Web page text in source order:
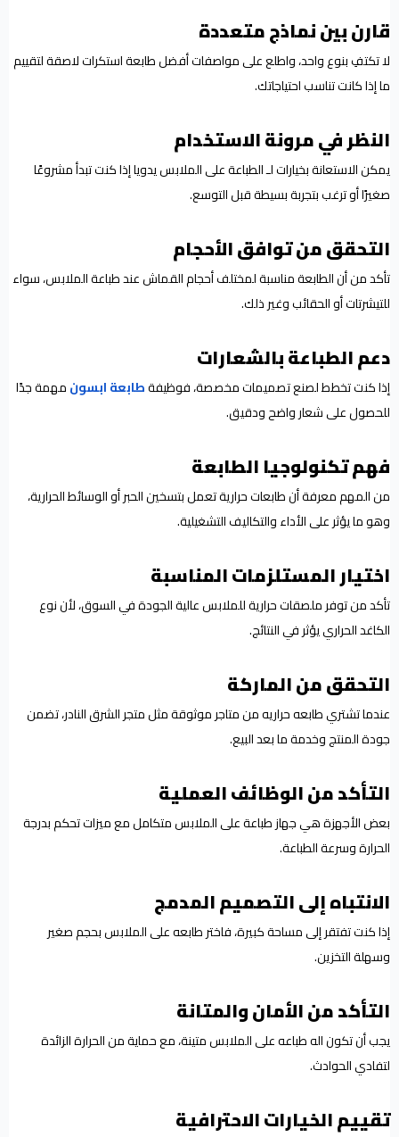
قارن بين نماذج متعددة
لا تكتفِ بنوع واحد، واطلع على مواصفات أفضل طابعة استكرات لاصقة لتقييم
ما إذا كانت تناسب احتياجاتك.
النظر في مرونة الاستخدام
يمكن الاستعانة بخيارات لـ الطباعة على الملابس يدويا إذا كنت تبدأ مشروعًا
صغيرًا أو ترغب بتجربة بسيطة قبل التوسع.
التحقق من توافق الأحجام
تأكد من أن الطابعة مناسبة لمختلف أحجام القماش عند طباعة الملابس، سواء
للتيشرتات أو الحقائب وغير ذلك.
دعم الطباعة بالشعارات
إذا كنت تخطط لصنع تصميمات مخصصة، فوظيفةطابعة ابسونمهمة جدًا
للحصول على شعار واضح ودقيق.
فهم تكنولوجيا الطابعة
من المهم معرفة أن طابعات حرارية تعمل بتسخين الحبر أو الوسائط الحرارية،
وهو ما يؤثر على الأداء والتكاليف التشغيلية.
اختيار المستلزمات المناسبة
تأكد من توفر ملصقات حرارية للملابس عالية الجودة في السوق، لأن نوع
الكاغد الحراري يؤثر في النتائج.
التحقق من الماركة
عندما تشتري طابعه حراريه من متاجر موثوقة مثل متجر الشرق النادر، تضمن
جودة المنتج وخدمة ما بعد البيع.
التأكد من الوظائف العملية
بعض الأجهزة هي جهاز طباعة على الملابس متكامل مع ميزات تحكم بدرجة
الحرارة وسرعة الطباعة.
الانتباه إلى التصميم المدمج
إذا كنت تفتقر إلى مساحة كبيرة، فاختر طابعه على الملابس بحجم صغير
وسهلة التخزين.
التأكد من الأمان والمتانة
يجب أن تكون اله طباعه على الملابس متينة، مع حماية من الحرارة الزائدة
لتفادي الحوادث.
تقييم الخيارات الاحترافية